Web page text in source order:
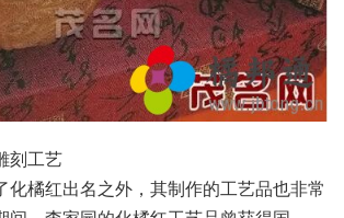
刻工艺
化橘红出名之外，其制作的工艺品也非常